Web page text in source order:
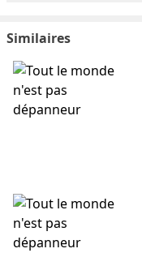
Similaires